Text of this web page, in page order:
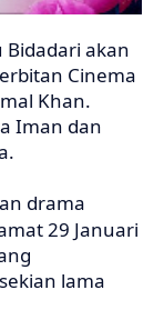
Bidadari akan
Cinema
Khan.
Iman dan
drama
29 Januari
lama